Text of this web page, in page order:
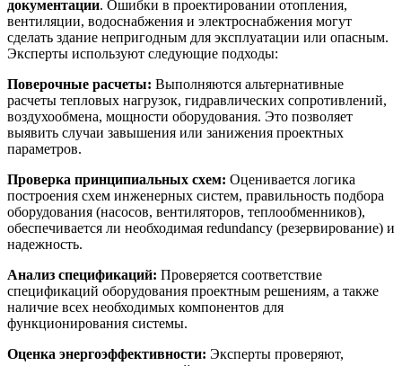
документации. Ошибки в проектировании отопления,
вентиляции, водоснабжения и электроснабжения могут
сделать здание непригодным для эксплуатации или опасным.
Эксперты используют следующие подходы:
Поверочные расчеты: Выполняются альтернативные
расчеты тепловых нагрузок, гидравлических сопротивлений,
воздухообмена, мощности оборудования. Это позволяет
выявить случаи завышения или занижения проектных
параметров.
Проверка принципиальных схем: Оценивается логика
построения схем инженерных систем, правильность подбора
оборудования (насосов, вентиляторов, теплообменников),
обеспечивается ли необходимая redundancy (резервирование) и
надежность.
Анализ спецификаций: Проверяется соответствие
спецификаций оборудования проектным решениям, а также
наличие всех необходимых компонентов для
функционирования системы.
Оценка энергоэффективности: Эксперты проверяют,